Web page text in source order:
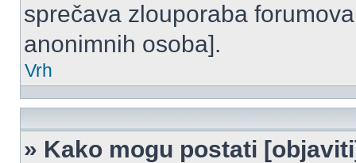
sprečava zlouporaba
anonimnih osoba].
Vrh
» Kako mogu postati